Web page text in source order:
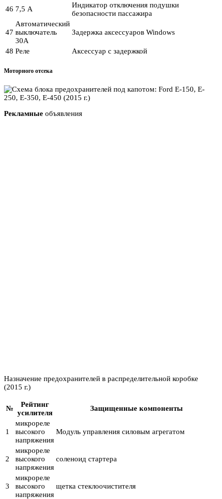
46 7,5 А
Индикатор отключения подушки
безопасности пассажира
47
Автоматический
выключатель
30А
Задержка аксессуаров Windows
48 Реле Аксессуар с задержкой
Моторного отсека
Рекламные объявления
Назначение предохранителей в распределительной коробке
(2015 г.)
№
Рейтинг
усилителя
Защищенные компоненты
1
микрореле
высокого
напряжения
Модуль управления силовым агрегатом
2
микрореле
высокого
напряжения
соленоид стартера
3
микрореле
высокого
напряжения
щетка стеклоочистителя